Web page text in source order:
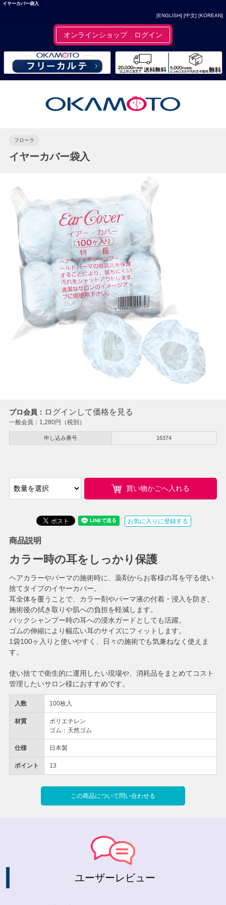
イヤーカバー袋入
[ENGLISH] [中文] [KOREAN]
オンラインショップ ログイン
フローラ
イヤーカバー袋入
プロ会員： ログインして価格を見る
一般会員： 1,280円（税別）
申し込み番号 16374
入数 100枚入
材質
ポリエチレン
ゴム：天然ゴム
仕様 日本製
ポイント 13
買い物かごへ入れる
お気に入りに登録する
この商品について問い合わせる
商品説明
カラー時の耳をしっかり保護
ヘアカラーやパーマの施術時に、薬剤からお客様の耳を守る使い
捨てタイプのイヤーカバー。
耳全体を覆うことで、カラー剤やパーマ液の付着・浸入を防ぎ、
施術後の拭き取りや肌への負担を軽減します。
バックシャンプー時の耳への浸水ガードとしても活躍。
ゴムの伸縮により幅広い耳のサイズにフィットします。
1袋100ヶ入りと使いやすく、日々の施術でも気兼ねなく使えま
す。
使い捨てで衛生的に運用したい現場や、消耗品をまとめてコスト
管理したいサロン様におすすめです。
ユーザーレビュー